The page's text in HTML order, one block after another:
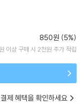
850원 (5%)
이상 구매 시 2천원 추가 적립
제 혜택을 확인하세요